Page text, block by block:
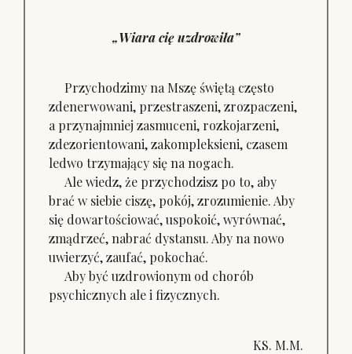
„Wiara cię uzdrowiła”
Przychodzimy na Mszę świętą często
zdenerwowani, przestraszeni, zrozpaczeni,
a przynajmniej zasmuceni, rozkojarzeni,
zdezorientowani, zakompleksieni, czasem
ledwo trzymający się na nogach.
Ale wiedz, że przychodzisz po to, aby
brać w siebie ciszę, pokój, zrozumienie. Aby
się dowartościować, uspokoić, wyrównać,
zmądrzeć, nabrać dystansu. Aby na nowo
uwierzyć, zaufać, pokochać.
Aby być uzdrowionym od chorób
psychicznych ale i fizycznych.
KS. M.M.